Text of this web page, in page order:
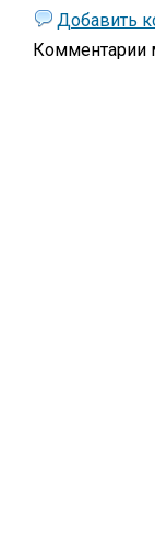
Добавить
Комментарии